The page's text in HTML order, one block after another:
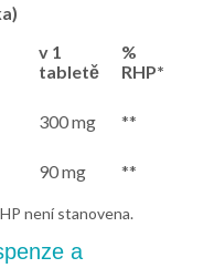
v 1
tabletě
%
RHP*
300 mg **
90 mg **
není stanovena.
a